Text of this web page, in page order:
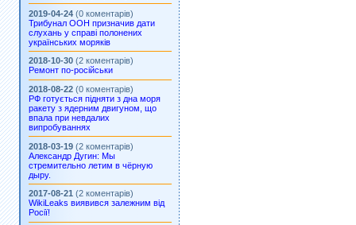
2019-04-24 (0 коментарів)
Трибунал ООН призначив дати
слухань у справі полонених
українських моряків
2018-10-30 (2 коментарів)
Ремонт по-російськи
2018-08-22 (0 коментарів)
РФ готується підняти з дна моря
ракету з ядерним двигуном, що
впала при невдалих
випробуваннях
2018-03-19 (2 коментарів)
Александр Дугин: Мы
стремительно летим в чёрную
дыру.
2017-08-21 (2 коментарів)
WikiLeaks виявився залежним від
Росії!